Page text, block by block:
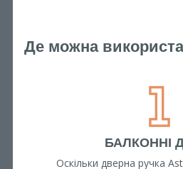
Де можна
БАЛКОННІ
Оскільки дверна ручка